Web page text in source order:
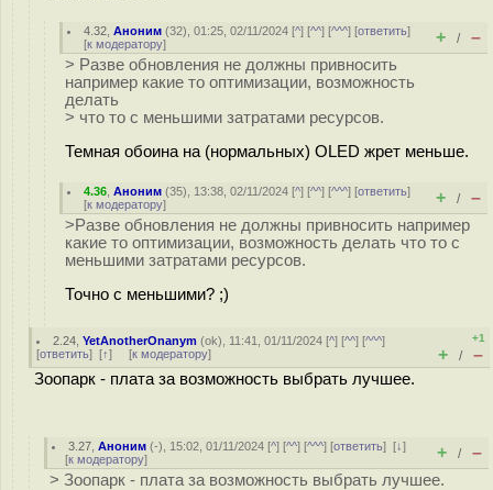
4.32 ,Аноним (32), 01:25, 02/11/2024 [^] [^^] [^^^] [ответить]
[к модератору] + / –
> Разве обновления не должны привносить
например какие то оптимизации, возможность
делать
> что то с меньшими затратами ресурсов.
Темная обоина на (нормальных) OLED жрет меньше.
4.36 ,Аноним (35), 13:38, 02/11/2024 [^] [^^] [^^^] [ответить]
[к модератору] + / –
>Разве обновления не должны привносить например
какие то оптимизации, возможность делать что то с
меньшими затратами ресурсов.
Точно с меньшими? ;)
2.24 ,YetAnotherOnanym (ok), 11:41, 01/11/2024 [^] [^^] [^^^]
[ответить] [↑] [к модератору]
+1
+ / –
Зоопарк - плата за возможность выбрать лучшее.
3.27 ,Аноним (-), 15:02, 01/11/2024 [^] [^^] [^^^] [ответить][↓]
[к модератору] + / –
> Зоопарк - плата за возможность выбрать лучшее.